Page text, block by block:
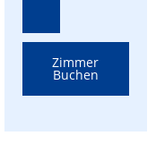
Zimmer
Buchen